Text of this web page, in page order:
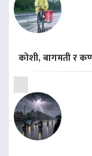
कोशी, बागमती र